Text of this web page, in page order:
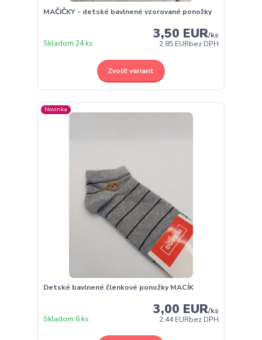
MAČIČKY - detské bavlnené vzorované ponožky
3,50 EUR/ks
2,85 EURbez DPH
Skladom 24 ks
Zvoliť variant
Novinka
Detské bavlnené členkové ponožky MACÍK
3,00 EUR/ks
2,44 EURbez DPH
Skladom 6 ks